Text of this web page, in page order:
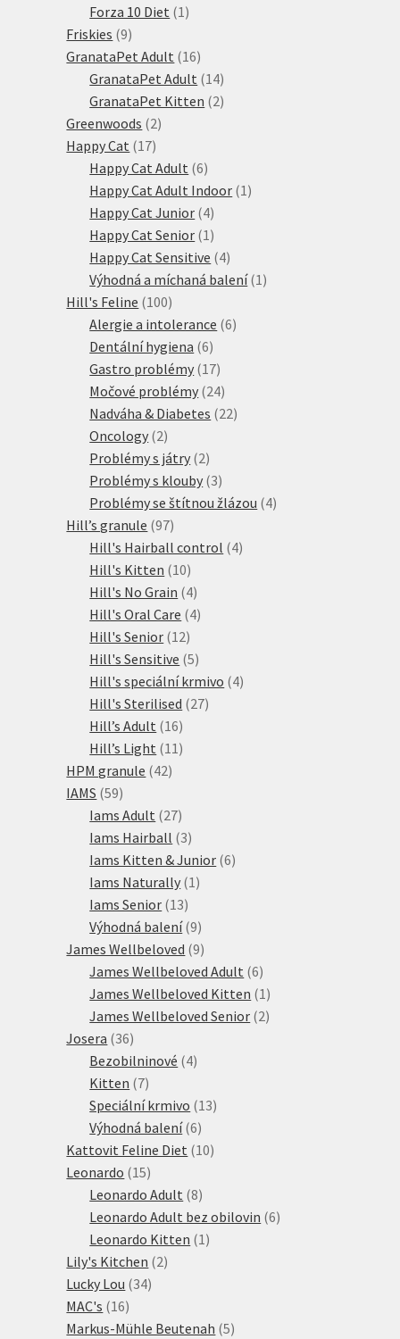
produktů
Forza 10 Diet 1 1
Friskies 99
produktů
GranataPet Adult 1616
produktů
GranataPet Adult 1414
produktů
GranataPet Kitten 22
Greenwoods 22
Happy Cat 1717
produktů
Happy Cat Adult 66
produktů
Happy Cat Adult Indoor 1 1
Happy Cat Junior 44
produkty
Happy Cat Senior 1 1
produkt
Happy Cat Sensitive 44
produkty
Výhodná a míchaná balení 1 1
Hill's Feline 100100
produktů
Alergie a intolerance 66
Dentální hygiena 66
produktů
Gastro problémy 1717
produktů
Močové problémy 2424
produktů
Nadváha & Diabetes 2222
Oncology 22
produkty
Problémy s játry 22
produkty
Problémy s klouby 33
produkty
Problémy se štítnou žlázou 44
Hill’s granule 9797
produktů
Hill's Hairball control 44
Hill's Kitten 1010
produktů
Hill's No Grain 44
produkty
Hill's Oral Care 44
Hill's Senior 1212
produktů
Hill's Sensitive 55
produktů
Hill's speciální krmivo 44
Hill's Sterilised 2727
Hill’s Adult 1616
produktů
Hill’s Light 11 11
HPM granule 4242
IAMS 5959
produktů
Iams Adult 2727
produktů
Iams Hairball 33
produkty
Iams Kitten & Junior 66
Iams Naturally 1 1
Iams Senior 1313
produktů
Výhodná balení 99
produktů
James Wellbeloved 99
produktů
James Wellbeloved Adult 66
produktů
James Wellbeloved Kitten 1 1
produkt
James Wellbeloved Senior 22
Josera 3636
produktů
Bezobilninové 44
Kitten 77
produktů
Speciální krmivo 1313
Výhodná balení 66
produktů
Kattovit Feline Diet 1010
Leonardo 1515
produktů
Leonardo Adult 88
produktů
Leonardo Adult bez obilovin 66
Leonardo Kitten 1 1
Lily's Kitchen 22
Lucky Lou 3434
MAC's 1616
produktů
Markus-Mühle Beutenah 55